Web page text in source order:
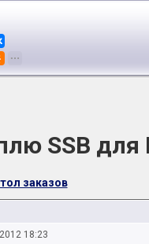
SSB для
заказов
18:23